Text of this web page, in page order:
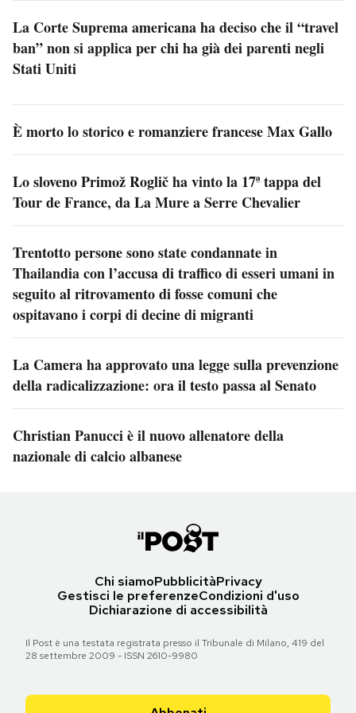
La Corte Suprema americana ha deciso che il “travel
ban” non si applica per chi ha già dei parenti negli
Stati Uniti
È morto lo storico e romanziere francese Max Gallo
Lo sloveno Primož Roglič ha vinto la 17ª tappa del
Tour de France, da La Mure a Serre Chevalier
Trentotto persone sono state condannate in
Thailandia con l’accusa di traffico di esseri umani in
seguito al ritrovamento di fosse comuni che
ospitavano i corpi di decine di migranti
La Camera ha approvato una legge sulla prevenzione
della radicalizzazione: ora il testo passa al Senato
Christian Panucci è il nuovo allenatore della
nazionale di calcio albanese
Chi siamoPubblicitàPrivacy
Gestisci le preferenzeCondizioni d'uso
Dichiarazione di accessibilità
Il Post è una testata registrata presso il Tribunale di Milano, 419 del
28 settembre 2009 - ISSN 2610-9980